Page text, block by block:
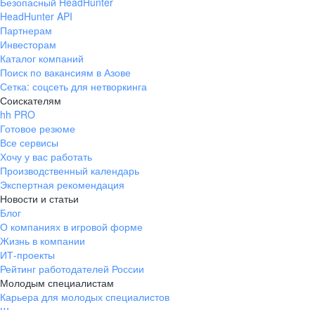
HeadHunter API
Партнерам
Инвесторам
Каталог компаний
Поиск по вакансиям в Азове
Сетка: соцсеть для нетворкинга
Соискателям
hh PRO
Готовое резюме
Все сервисы
Хочу у вас работать
Производственный календарь
Экспертная рекомендация
Новости и статьи
Блог
О компаниях в игровой форме
Жизнь в компании
ИТ-проекты
Рейтинг работодателей России
Молодым специалистам
Карьера для молодых специалистов